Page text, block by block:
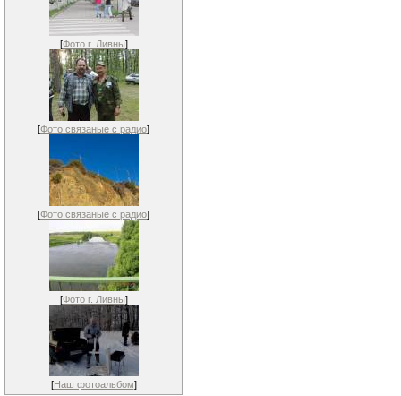
[Фото г. Ливны]
[Фото связаные с радио]
[Фото связаные с радио]
[Фото г. Ливны]
[Наш фотоальбом]